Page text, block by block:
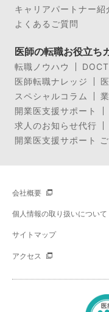
キャリアパートナー紹
よくあるご質問
医師の転職お役立ち
転職ノウハウ
医師転職ナレッジ
スペシャルコラム
開業医支援サポート
求人のお知らせ代行
開業医支援サポート
会社概要
個人情報の取り扱いについて
サイトマップ
アクセス